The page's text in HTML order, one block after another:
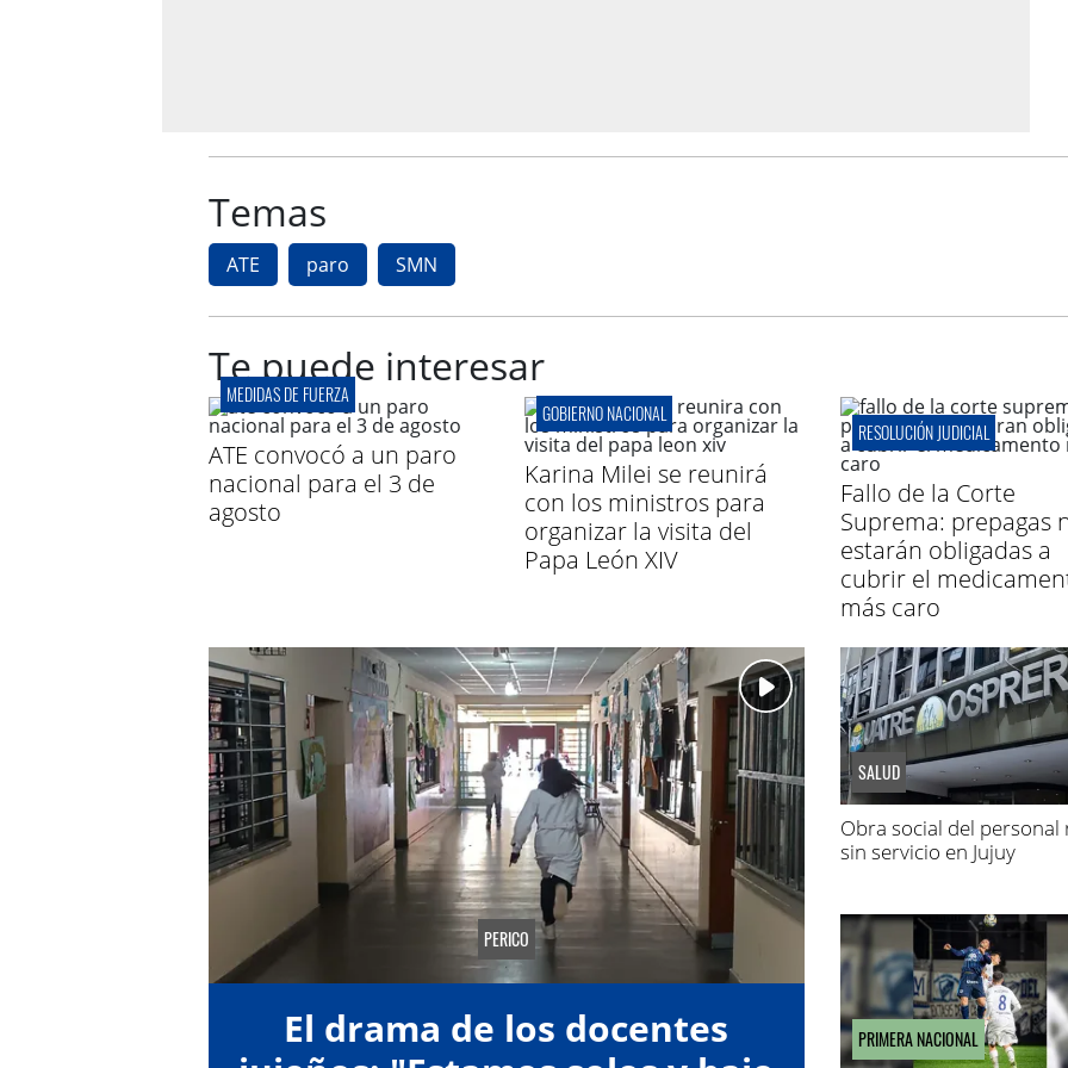
Temas
ATE paro SMN
Te puede interesar
MEDIDAS DE FUERZA
ATE convocó a un paro
nacional para el 3 de
agosto
GOBIERNO NACIONAL
Karina Milei se reunirá
con los ministros para
organizar la visita del
Papa León XIV
RESOLUCIÓN JUDICIAL
Fallo de la Corte
Suprema: prepagas
estarán obligadas a
cubrir el
más caro
PERICO
El drama de los docentes
SALUD
Obra social del personal
sin servicio en Jujuy
PRIMERA NACIONAL